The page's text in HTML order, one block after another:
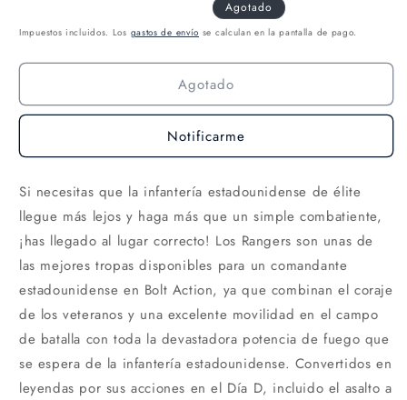
Agotado
Impuestos incluidos. Los gastos de envío se calculan en la pantalla de pago.
Agotado
Notificarme
Si necesitas que la infantería estadounidense de élite
llegue más lejos y haga más que un simple combatiente,
¡has llegado al lugar correcto! Los Rangers son unas de
las mejores tropas disponibles para un comandante
estadounidense en Bolt Action, ya que combinan el coraje
de los veteranos y una excelente movilidad en el campo
de batalla con toda la devastadora potencia de fuego que
se espera de la infantería estadounidense. Convertidos en
leyendas por sus acciones en el Día D, incluido el asalto a